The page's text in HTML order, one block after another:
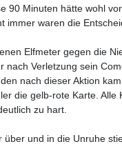
90 Minuten hätte wohl
immer waren die
Elfmeter gegen die
Verletzung sein
nach dieser Aktion
die gelb-rote Karte.
zu hart.
und in die Unruhe